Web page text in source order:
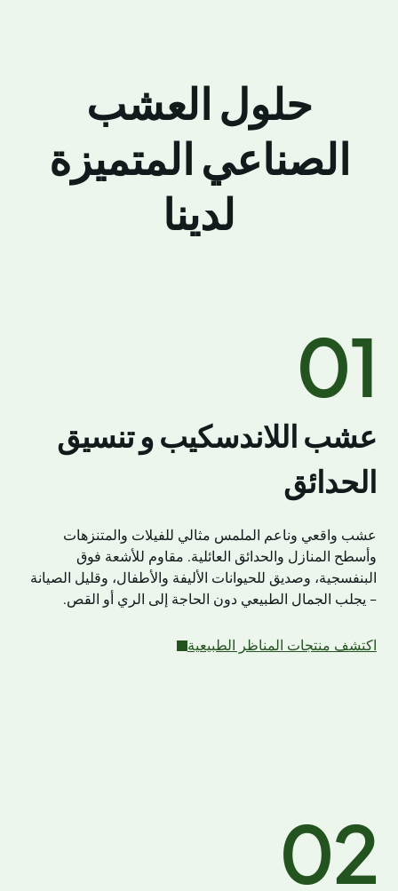
حلول العشب
الصناعي المتميزة
لدينا
01
عشب اللاندسكيب و تنسيق
الحدائق
عشب واقعي وناعم الملمس مثالي للفيلات والمتنزهات
وأسطح المنازل والحدائق العائلية. مقاوم للأشعة فوق
البنفسجية، وصديق للحيوانات الأليفة والأطفال، وقليل الصيانة
- يجلب الجمال الطبيعي دون الحاجة إلى الري أو القص.
اكتشف منتجات المناظر الطبيعية
02